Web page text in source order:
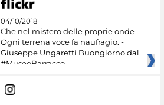
04/10/2018
Che nel mistero delle proprie onde
Ogni terrena voce fa naufragio. -
Giuseppe Ungaretti Buongiorno dal
#MuseoBarracco